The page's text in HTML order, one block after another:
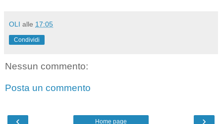
OLI alle 17:05
Condividi
Nessun commento:
Posta un commento
‹ ›
Home page